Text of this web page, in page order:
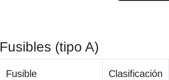
Fusibles (tipo A)
Fusible
Clasificación